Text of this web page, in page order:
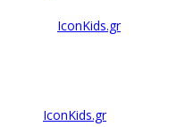
IconKids.gr